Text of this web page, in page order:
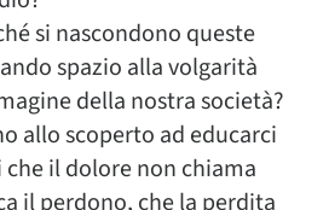
si nascondono queste
spazio alla volgarità
della nostra società?
allo scoperto ad educarci
il dolore non chiama
il perdono, che la perdita